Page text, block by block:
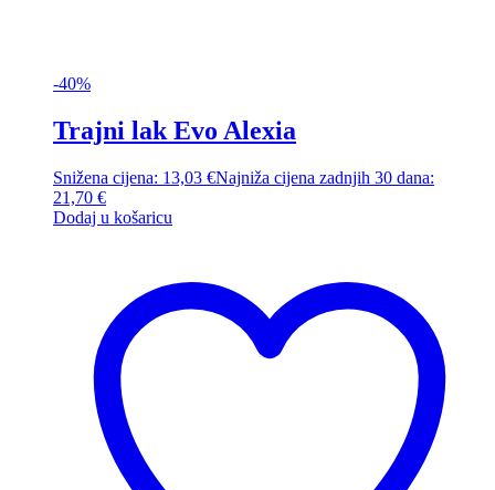
-40%
Trajni lak Evo Alexia
Snižena cijena: 13,03 €Najniža cijena zadnjih 30 dana:
21,70 €
Dodaj u košaricu